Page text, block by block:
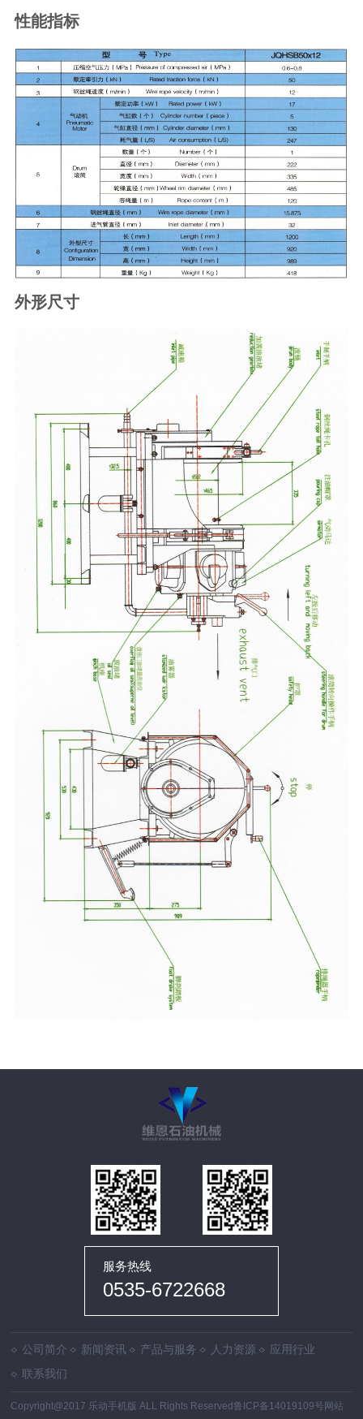
性能指标
外形尺寸
服务热线
0535-6722668
公司简介 新闻资讯 产品与服务 人力资源
应用行业
联系我们
Copyright@2017 乐动手机版 ALL Rights Reserved鲁ICP备14019109号 网站